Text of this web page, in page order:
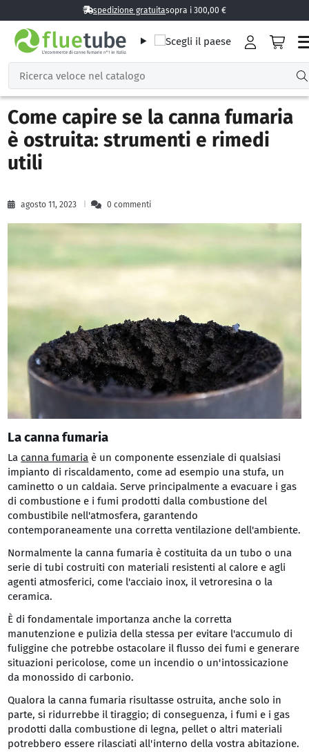
Come capire se la canna fumaria
è ostruita: strumenti e rimedi
utili
agosto 11, 2023 0 commenti
La canna fumaria
La canna fumaria è un componente essenziale di qualsiasi
impianto di riscaldamento, come ad esempio una stufa, un
caminetto o un caldaia. Serve principalmente a evacuare i gas
di combustione e i fumi prodotti dalla combustione del
combustibile nell'atmosfera, garantendo
contemporaneamente una corretta ventilazione dell'ambiente.
Normalmente la canna fumaria è costituita da un tubo o una
serie di tubi costruiti con materiali resistenti al calore e agli
agenti atmosferici, come l'acciaio inox, il vetroresina o la
ceramica.
È di fondamentale importanza anche la corretta
manutenzione e pulizia della stessa per evitare l'accumulo di
fuliggine che potrebbe ostacolare il flusso dei fumi e generare
situazioni pericolose, come un incendio o un'intossicazione
da monossido di carbonio.
Qualora la canna fumaria risultasse ostruita, anche solo in
parte, si ridurrebbe il tiraggio; di conseguenza, i fumi e i gas
prodotti dalla combustione di legna, pellet o altri materiali
potrebbero essere rilasciati all'interno della vostra abitazione.